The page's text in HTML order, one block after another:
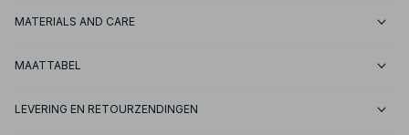
MATERIALS AND CARE
MAATTABEL
LEVERING EN RETOURZENDINGEN